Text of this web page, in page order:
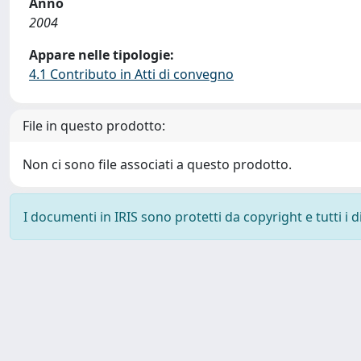
2004
Appare nelle tipologie:
4.1 Contributo in Atti di convegno
File in questo prodotto:
Non ci sono file associati a questo prodotto.
I documenti in IRIS sono protetti da copyright e tutti i